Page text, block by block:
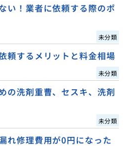
い！業者に依頼する際のポ
未分類
頼するメリットと料金相場
未分類
の洗剤重曹、セスキ、洗剤
未分類
れ修理費用が0円になった